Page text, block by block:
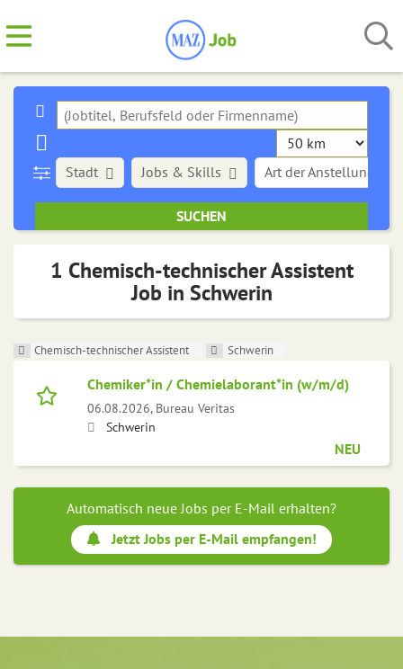
Stadt Art der Anstellung
Jobs & Skills
1 Chemisch-technischer Assistent
Job in Schwerin
Chemisch-technischer Assistent Schwerin
Chemiker*in / Chemielaborant*in (w/m/d)
06.08.2026, Bureau Veritas
Schwerin
NEU
Automatisch neue Jobs per E-Mail erhalten?
Jetzt Jobs per E-Mail empfangen!